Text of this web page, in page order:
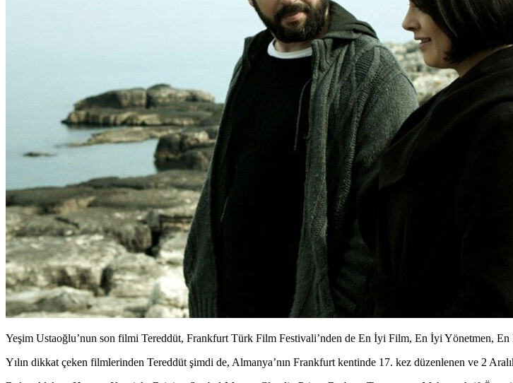
Yeşim Ustaoğlu’nun son filmi Tereddüt, Frankfurt Türk Film Festivali’nden de En İyi Film, En İyi Yönetmen,
Yılın dikkat çeken filmlerinden Tereddüt şimdi de, Almanya’nın Frankfurt kentinde 17. kez düzenlenen ve 2